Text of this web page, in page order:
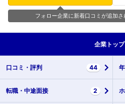
フォロー企業に新着口コミが追加
企業 トップ
口コミ・ 評判 44
転職・ 中途面接 2